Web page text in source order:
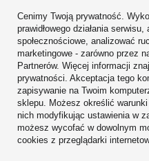
Konto
Regulaminy
Zobacz również
W sklepie
Cenimy Twoją prywatność.
prawidłowego działania
społecznościowe, analizować
marketingowe - zarówno przez
Partnerów. Więcej informacji
prywatności. Akceptacja tego
zapisywanie na Twoim
sklepu. Możesz określić
nich modyfikując ustawienia w
możesz wycofać w dowolnym
cookies z przeglądarki